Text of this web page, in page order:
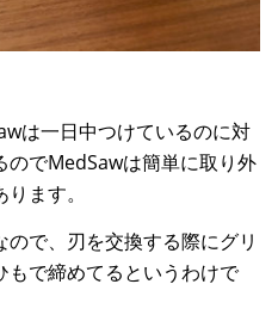
は一日中つけているのに対
のでMedSawは簡単に取り外
ます。
で、刃を交換する際にグリ
もで締めてるというわけで